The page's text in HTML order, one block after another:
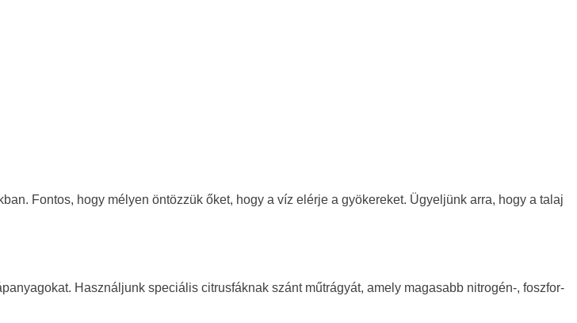
Fontos, hogy mélyen öntözzük őket, hogy a víz elérje a gyökereket. Ügyeljünk arra, hogy a talaj
Használjunk speciális citrusfáknak szánt műtrágyát, amely magasabb nitrogén-, foszfor-